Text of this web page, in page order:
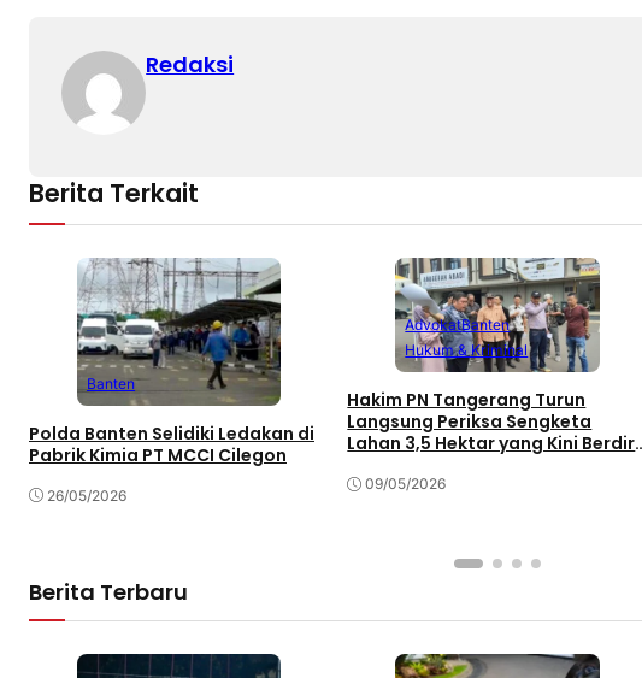
Redaksi
Berita Terkait
Banten
Polda Banten Selidiki Ledakan di
Pabrik Kimia PT MCCI Cilegon
26/05/2026
AdvokatBanten
Hukum & Kriminal
Hakim PN Tangerang Turun
Langsung Periksa Sengketa
Lahan 3,5 Hektar yang Kini Berdiri
09/05/2026
Berita Terbaru